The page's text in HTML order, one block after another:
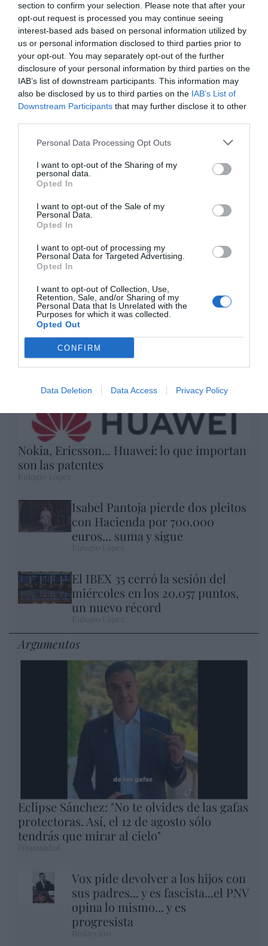
section to confirm your selection. Please note that after your
opt-out request is processed you may continue seeing
interest-based ads based on personal information utilized by
us or personal information disclosed to third parties prior to
your opt-out. You may separately opt-out of the further
disclosure of your personal information by third parties on the
IAB’s list of downstream participants. This information may
also be disclosed by us to third parties on the IAB’s List of
Downstream Participants that may further disclose it to other
Personal Data Processing Opt Outs
I want to opt-out of the Sharing of my
personal data.
Opted In
I want to opt-out of the Sale of my
Personal Data.
Opted In
I want to opt-out of processing my
Personal Data for Targeted Advertising.
Opted In
I want to opt-out of Collection, Use,
Retention, Sale, and/or Sharing of my
Personal Data that Is Unrelated with the
Purposes for which it was collected.
Opted Out
CONFIRM
Data Deletion Data Access Privacy Policy
Marcelo Gullo: “El trabajo de desmitificar la
historia, de poner la verdadera, de
desmontar la falsificación, es un trabajo
cristiano"
por Hispanidad
Artículos anteriores
DIARIO DE LA CORRUPCIÓN SANCHISTA
Diario de la corrupción sanchista. Hazte
Oír se manifiesta delante de La Mareta:
“Pedro Sánchez es un criminal”
Artículos anteriores
Opinión
Enormes minucias
por Eulogio López
Nokia, Ericsson... Huawei: lo que importan
son las patentes
Isabel Pantoja pierde dos pleitos
con Hacienda por 700.000
euros... suma y sigue
El IBEX 35 cerró la sesión del
miércoles en los 20.057 puntos,
un nuevo récord
Argumentos
Eclipse Sánchez: "No te olvides de las gafas
protectoras. Así, el 12 de agosto sólo
tendrás que mirar al cielo"
Vox pide devolver a los hijos con
sus padres... y es fascista...el PNV
opina lo mismo... y es
progresista